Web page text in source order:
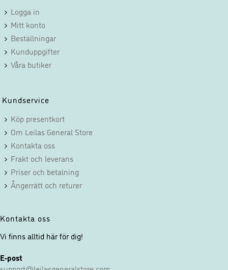
Logga in
Mitt konto
Beställningar
Kunduppgifter
Våra butiker
Kundservice
Köp presentkort
Om Leilas General Store
Kontakta oss
Frakt och leverans
Priser och betalning
Ångerrätt och returer
Kontakta oss
Vi finns alltid här för dig!
E-post
Marknadsföring
Genom att dela
med dig av dina
intressen och ditt
chansen att få se
personligt
anpassat innehåll
och erbjudanden.